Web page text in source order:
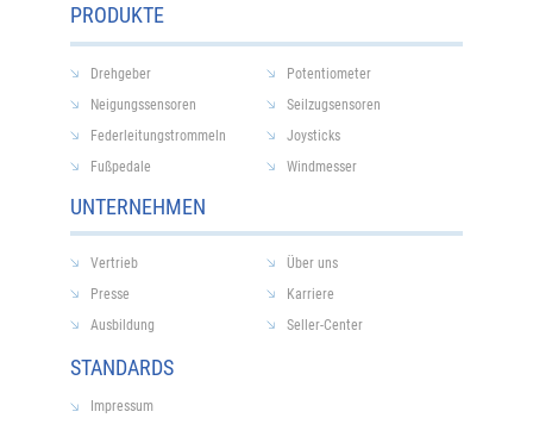
PRODUKTE
UNTERNEHMEN
Drehgeber
Potentiometer
Neigungssensoren
Seilzugsensoren
Federleitungstrommeln
Joysticks
Fußpedale
Windmesser
Vertrieb
Über uns
Presse
Karriere
Ausbildung
Seller-Center
STANDARDS
Impressum